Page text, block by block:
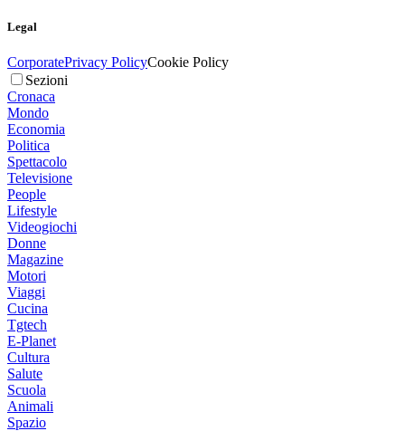
Legal
CorporatePrivacy PolicyCookie Policy
Sezioni
Cronaca
Mondo
Economia
Politica
Spettacolo
Televisione
People
Lifestyle
Videogiochi
Donne
Magazine
Motori
Viaggi
Cucina
Tgtech
E-Planet
Cultura
Salute
Scuola
Animali
Spazio